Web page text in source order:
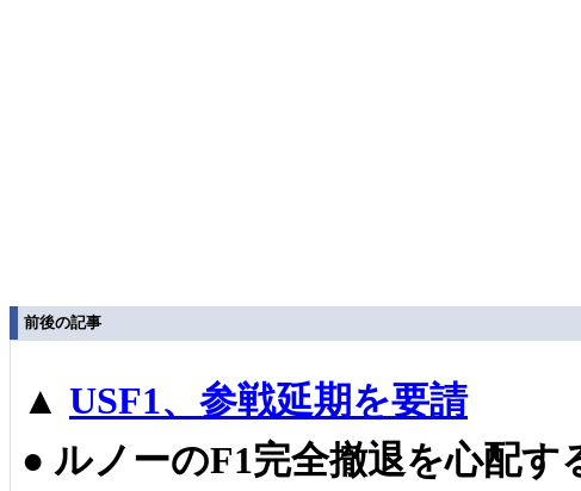
前後の記事
▲ USF1、参戦延期を要請
● ルノーのF1完全撤退を心配す